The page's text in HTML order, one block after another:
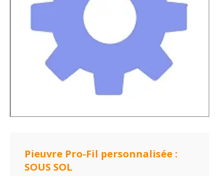
Pieuvre Pro-Fil personnalisée :
SOUS SOL